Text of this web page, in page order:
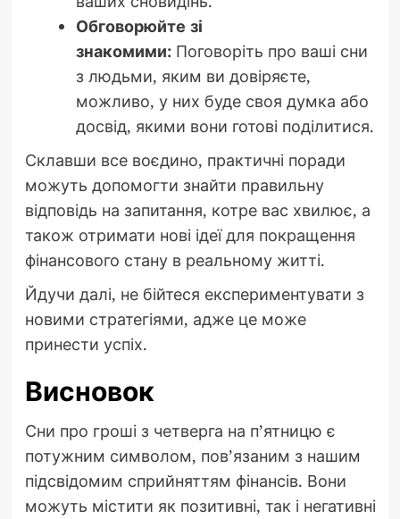
Обговорюйте зі
знакомими:Поговоріть про ваші сни
з людьми, яким ви довіряєте,
можливо, у них буде своя думка або
досвід, якими вони готові поділитися.
Склавши все воєдино, практичні поради
можуть допомогти знайти правильну
відповідь на запитання, котре вас хвилює, а
також отримати нові ідеї для покращення
фінансового стану в реальному житті.
Йдучи далі, не бійтеся експериментувати з
новими стратегіями, адже це може
принести успіх.
Висновок
Сни про гроші з четверга на п’ятницю є
потужним символом, пов’язаним з нашим
підсвідомим сприйняттям фінансів. Вони
можуть містити як позитивні, так і негативні